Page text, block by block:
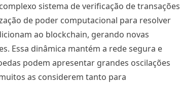
sistema de verificação de transações
de poder computacional para resolver
ao blockchain, gerando novas
Essa dinâmica mantém a rede segura e
podem apresentar grandes oscilações
as considerem tanto para